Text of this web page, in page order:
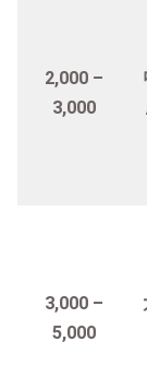
2,000 –
3,000
3,000 –
5,000